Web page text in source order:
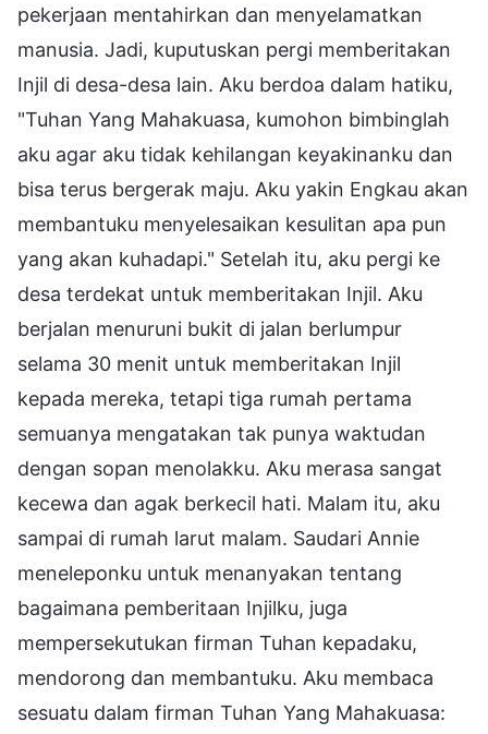
pekerjaan mentahirkan dan menyelamatkan
manusia. Jadi, kuputuskan pergi memberitakan
Injil di desa-desa lain. Aku berdoa dalam hatiku,
"Tuhan Yang Mahakuasa, kumohon bimbinglah
aku agar aku tidak kehilangan keyakinanku dan
bisa terus bergerak maju. Aku yakin Engkau akan
membantuku menyelesaikan kesulitan apa pun
yang akan kuhadapi." Setelah itu, aku pergi ke
desa terdekat untuk memberitakan Injil. Aku
berjalan menuruni bukit di jalan berlumpur
selama 30 menit untuk memberitakan Injil
kepada mereka, tetapi tiga rumah pertama
semuanya mengatakan tak punya waktudan
dengan sopan menolakku. Aku merasa sangat
kecewa dan agak berkecil hati. Malam itu, aku
sampai di rumah larut malam. Saudari Annie
meneleponku untuk menanyakan tentang
bagaimana pemberitaan Injilku, juga
mempersekutukan firman Tuhan kepadaku,
mendorong dan membantuku. Aku membaca
sesuatu dalam firman Tuhan Yang Mahakuasa: